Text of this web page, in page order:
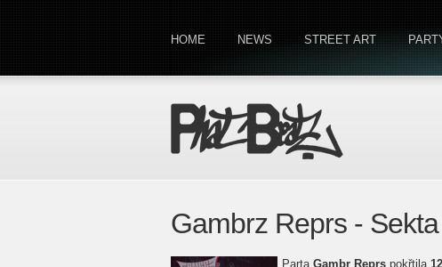
HOME NEWS STREET ART
Gambrz Reprs -
Parta Gambr Reprs pokřtila